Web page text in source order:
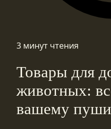
3 минут чтения
Товары для
животных:
вашему